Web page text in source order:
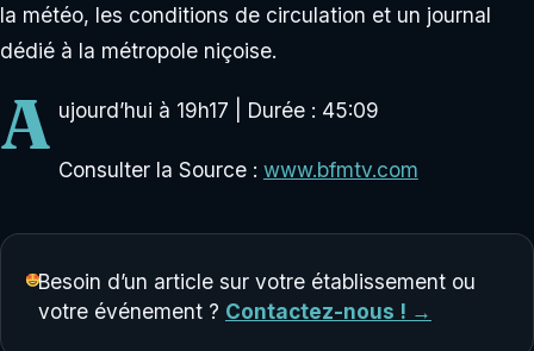
la météo, les conditions de circulation et un journal
dédié à la métropole niçoise.
A ujourd’hui à 19h17 | Durée : 45:09
Consulter la Source : www.bfmtv.com
Besoin d’un article sur votre établissement ou
votre événement ? Contactez-nous ! →